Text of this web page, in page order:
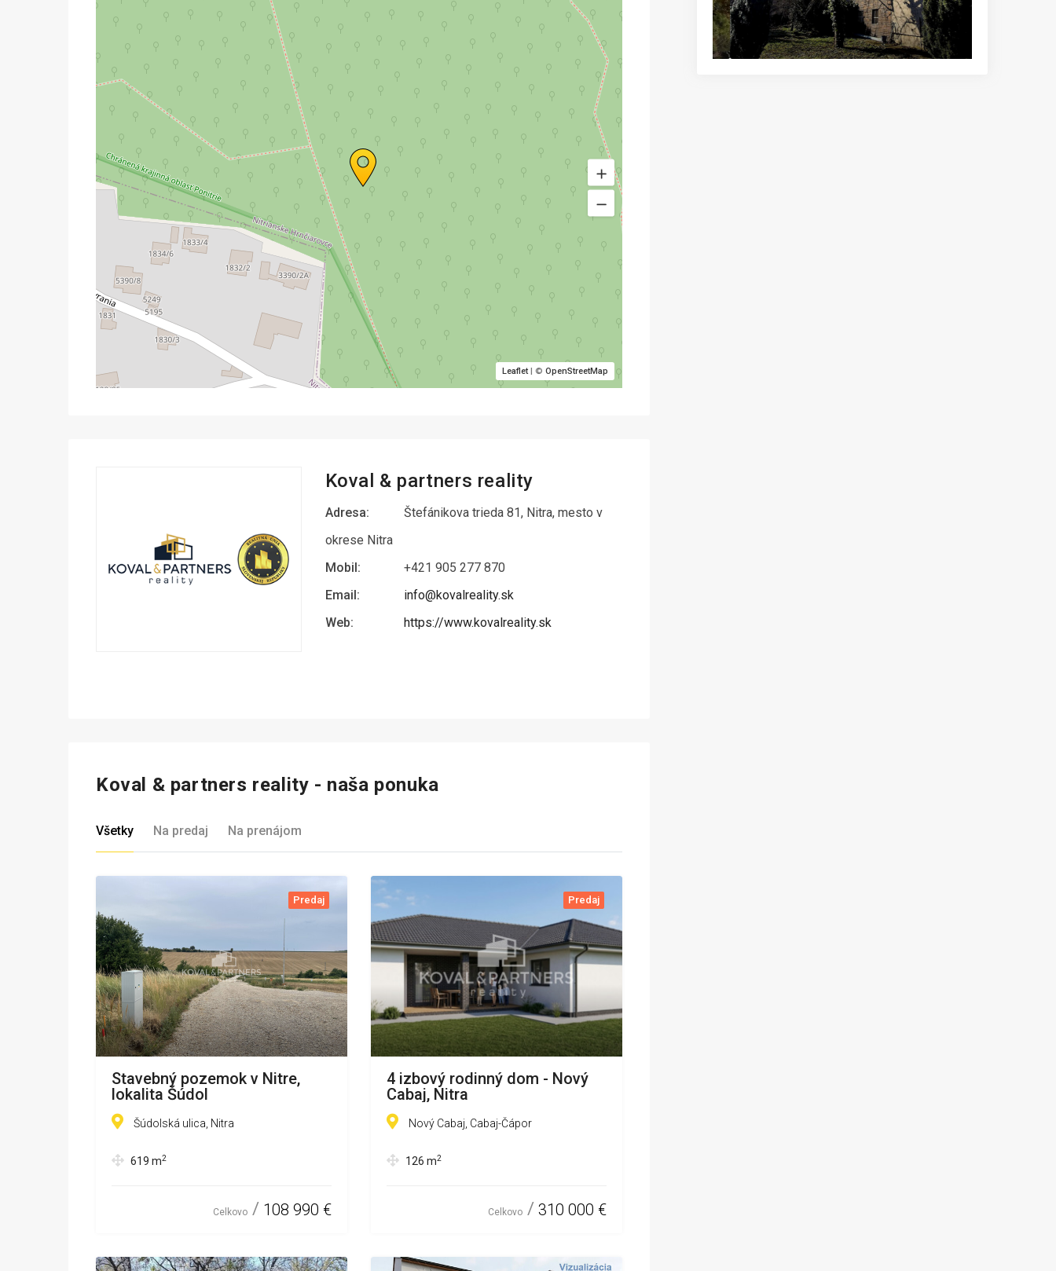
Leaflet| © OpenStreetMap
Koval & partners reality
Adresa:
Štefánikova trieda 81, Nitra, mesto v
okrese Nitra
Mobil:
+421 905 277 870
Email:
info@kovalreality.sk
Web:
https://www.kovalreality.sk
Koval & partners reality - naša ponuka
Všetky Na predaj Na prenájom
Predaj
Stavebný pozemok v Nitre,
lokalita Šúdol
Šúdolská ulica, Nitra
619 m2
Celkovo 108 990 €
Predaj
4 izbový rodinný dom - Nový
Cabaj, Nitra
Nový Cabaj, Cabaj-Čápor
126 m2
Celkovo 310 000 €